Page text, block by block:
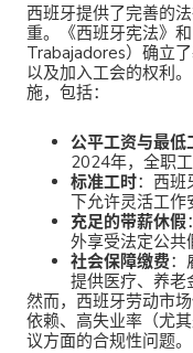
西班牙提供了完善的
重。《西班牙宪法》
Trabajadores）确立
以及加入工会的权利
施，包括：
公平工资与最低
2024年，全职
标准工时：西
下允许灵活工作
充足的带薪休假
外享受法定公共
社会保障缴费：
提供医疗、养老
然而，西班牙劳动市
依赖、高失业率（尤
议方面的合规性问题。